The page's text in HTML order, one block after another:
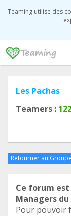
Teaming utilise des
Les Pachas
Teamers :
Retourner au Groupe
Ce forum
Managers du
Pour pouvoir